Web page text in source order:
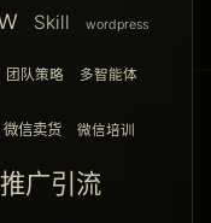
Skill wordpress
团队策略 多智能体
微信卖货 微信培训
广引流